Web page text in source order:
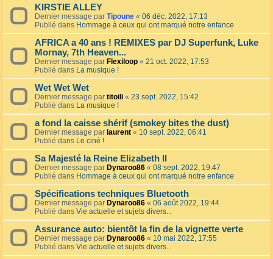
KIRSTIE ALLEY
Dernier message par Tipoune « 06 déc. 2022, 17:13
Publié dans Hommage à ceux qui ont marqué notre enfance
AFRICA a 40 ans ! REMIXES par DJ Superfunk, Luke
Mornay, 7th Heaven...
Dernier message par Flexiloop « 21 oct. 2022, 17:53
Publié dans La musique !
Wet Wet Wet
Dernier message par titoili « 23 sept. 2022, 15:42
Publié dans La musique !
a fond la caisse shérif (smokey bites the dust)
Dernier message par laurent « 10 sept. 2022, 06:41
Publié dans Le ciné !
Sa Majesté la Reine Elizabeth II
Dernier message par Dynaroo86 « 08 sept. 2022, 19:47
Publié dans Hommage à ceux qui ont marqué notre enfance
Spécifications techniques Bluetooth
Dernier message par Dynaroo86 « 06 août 2022, 19:44
Publié dans Vie actuelle et sujets divers...
Assurance auto: bientôt la fin de la vignette verte
Dernier message par Dynaroo86 « 10 mai 2022, 17:55
Publié dans Vie actuelle et sujets divers...